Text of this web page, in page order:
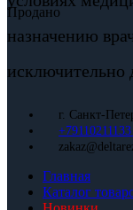
Продано
назначению
исключительно
г. Санкт-
Главная
Каталог